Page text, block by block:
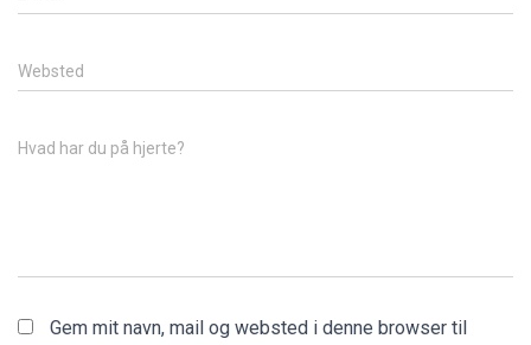
Websted
Hvad har du på hjerte?
Gem mit navn, mail og websted i denne browser til